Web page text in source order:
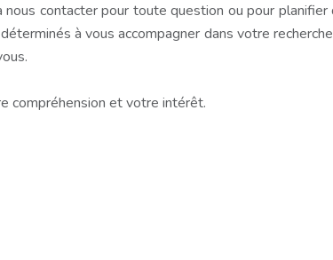
nous contacter pour toute question ou pour
à vous accompagner dans votre
compréhension et votre intérêt.